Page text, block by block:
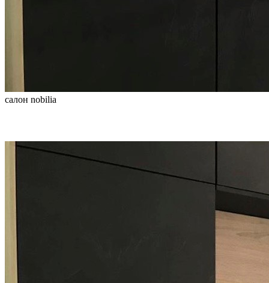
салон nobilia